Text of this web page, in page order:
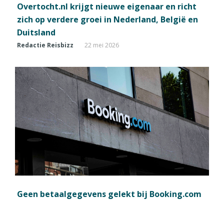
Overtocht.nl krijgt nieuwe eigenaar en richt
zich op verdere groei in Nederland, België en
Duitsland
Redactie Reisbizz 22 mei 2026
Geen betaalgegevens gelekt bij Booking.com